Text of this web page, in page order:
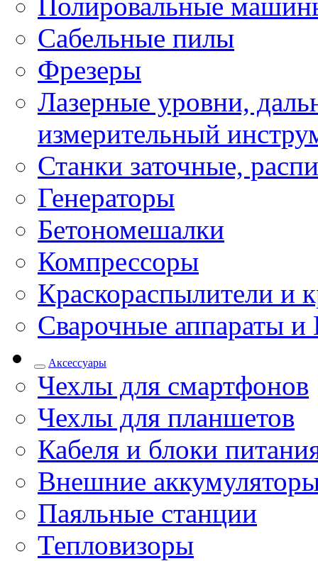
Сабельные пилы
Фрезеры
Лазерные уровни,
измерительный
Станки заточные,
Генераторы
Бетономешалки
Компрессоры
Краскораспылители и
Сварочные аппараты и
Аксессуары
Чехлы для смартфонов
Чехлы для планшетов
Кабеля и блоки
Внешние
Паяльные станции
Тепловизоры